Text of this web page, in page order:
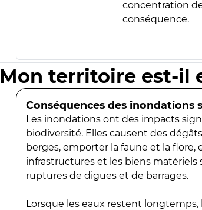
concentration
conséquence.
Mon territoire est-il
Conséquences des inondations
Les inondations ont des impacts
biodiversité. Elles causent des
berges, emporter la faune et la
infrastructures et les biens matériels
ruptures de digues et de barrages.
Lorsque les eaux restent